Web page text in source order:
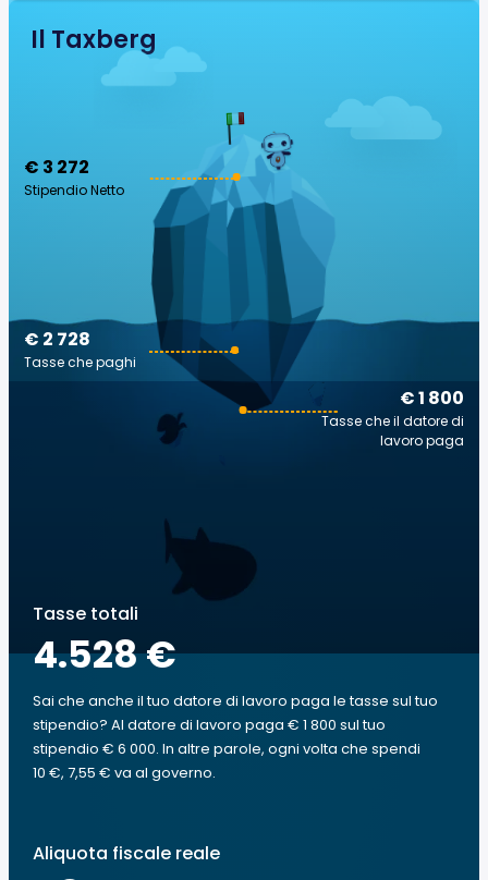
Il Taxberg
€ 3 272
Stipendio Netto
€ 1 800
Tasse che il datore di
lavoro paga
€ 2 728
Tasse che paghi
Tasse totali
4.528 €
Sai che anche il tuo datore di lavoro paga le tasse sul tuo
stipendio? Al datore di lavoro paga € 1 800 sul tuo
stipendio € 6 000. In altre parole, ogni volta che spendi
10 €, 7,55 € va al governo.
Aliquota fiscale reale